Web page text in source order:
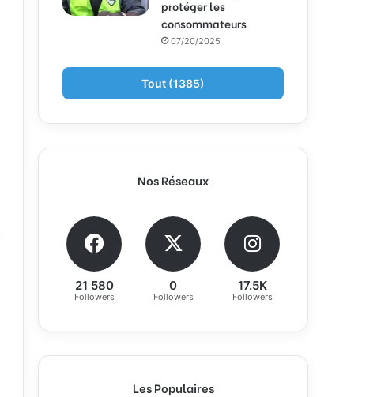
protéger les
consommateurs
07/20/2025
Tout (1385)
Nos Réseaux
21 580
Followers
0
Followers
17.5K
Followers
Les Populaires